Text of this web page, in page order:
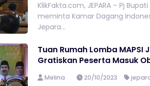
KlikFakta.com, JEPARA – Pj
meminta Kamar Dagang
Jepara...
Tuan Rumah Lomba MAPSI
Gratiskan Peserta Masuk
Melina 20/10/2023